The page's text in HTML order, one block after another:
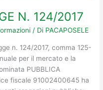
N. 124/2017
/ Di PACAPOSELE
n. 124/2017, comma 125-
per il mercato e la
PUBBLICA
fiscale 91002400645 ha